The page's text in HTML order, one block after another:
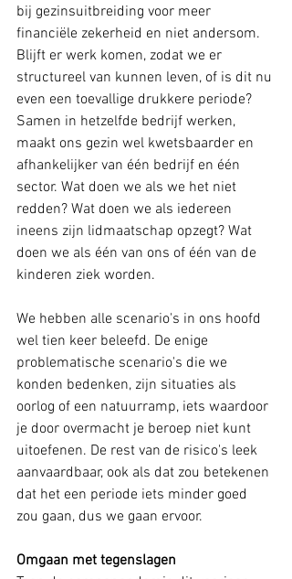
bij gezinsuitbreiding voor meer
financiële zekerheid en niet andersom.
Blijft er werk komen, zodat we er
structureel van kunnen leven, of is dit nu
even een toevallige drukkere periode?
Samen in hetzelfde bedrijf werken,
maakt ons gezin wel kwetsbaarder en
afhankelijker van één bedrijf en één
sector. Wat doen we als we het niet
redden? Wat doen we als iedereen
ineens zijn lidmaatschap opzegt? Wat
doen we als één van ons of één van de
kinderen ziek worden.
We hebben alle scenario's in ons hoofd
wel tien keer beleefd. De enige
problematische scenario's die we
konden bedenken, zijn situaties als
oorlog of een natuurramp, iets waardoor
je door overmacht je beroep niet kunt
uitoefenen. De rest van de risico's leek
aanvaardbaar, ook als dat zou betekenen
dat het een periode iets minder goed
zou gaan, dus we gaan ervoor.
Omgaan met tegenslagen